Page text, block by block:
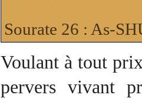
Sourate 26 : As-
Voulant à tout
pervers vivant